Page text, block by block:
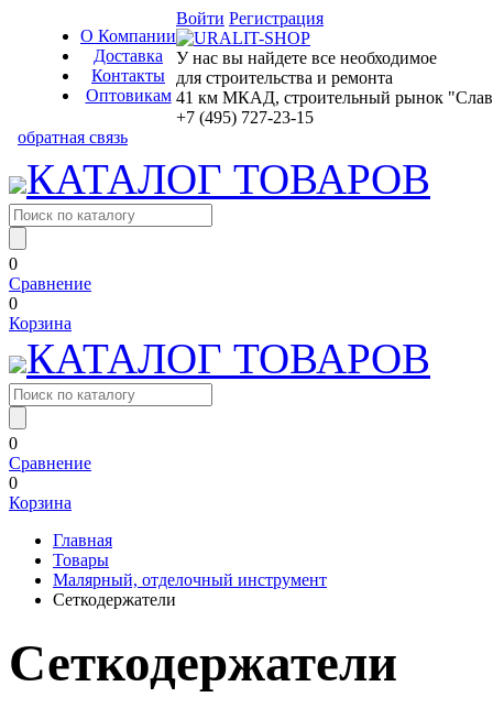
О Компании
Доставка
Контакты
Оптовикам
Войти Регистрация
У нас вы найдете все необходимое
для строительства и ремонта
41 км МКАД, строительный рынок
+7 (495) 727-23-15
обратная связь
КАТАЛОГ ТОВАРОВ
0
Сравнение
0
Корзина
КАТАЛОГ ТОВАРОВ
0
Сравнение
0
Корзина
Главная
Товары
Малярный, отделочный инструмент
Сеткодержатели
Сеткодержатели